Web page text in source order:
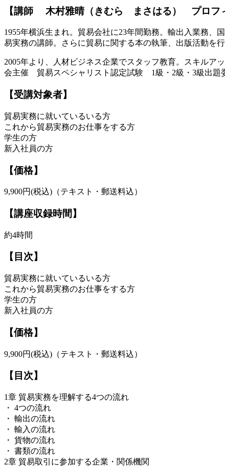
【講師 木村雅晴（きむら まさはる） プロフ
1955年横浜生まれ。貿易会社に23年間勤務。輸出入業務、
易実務の講師。さらに貿易に関する本の執筆、出版活動を行
2005年より、人材ビジネス企業でスタッフ教育。スキルア
会主催 貿易スペシャリスト認定試験 1級・2級・3級出題
【受講対象者】
貿易実務に就いているいる方
これから貿易実務のお仕事をする方
学生の方
新入社員の方
【価格】
9,900円(税込)（テキスト・郵送料込）
【講座収録時間】
約4時間
【目次】
貿易実務に就いているいる方
これから貿易実務のお仕事をする方
学生の方
新入社員の方
【価格】
9,900円(税込)（テキスト・郵送料込）
【目次】
1章 貿易実務を理解する4つの流れ
・ 4つの流れ
・ 輸出の流れ
・ 輸入の流れ
・ 貨物の流れ
・ 書類の流れ
2章 貿易取引に参加する企業・関係機関